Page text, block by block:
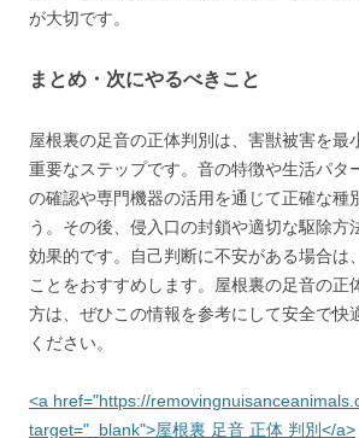
が大切です。
まとめ・次にやるべきこと
屋根裏の足音の正体判別は、害獣被害を最
重要なステップです。音の特徴や生活パタ
の確認や専門機器の活用を通じて正確な種
う。その後、侵入口の封鎖や適切な駆除方
効果的です。自己判断に不安がある場合は
ことをおすすめします。屋根裏の足音の正
方は、ぜひこの情報を参考にして安全で快
ください。
<a href="https://
target="_blank">屋根裏 足音 正体 判別</a>